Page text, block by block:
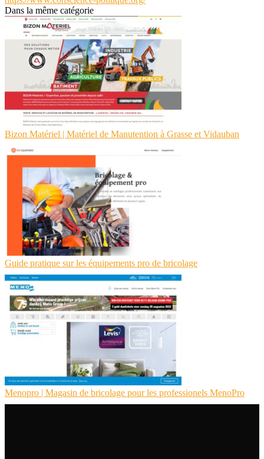
Dans la même catégorie
Bizon Matériel | Matériel de Manutention à Grasse et Vidauban
Guide pratique sur les équipements pro de bricolage
Menopro | Magasin de bricolage pour les profes­sio­nels MenoPro